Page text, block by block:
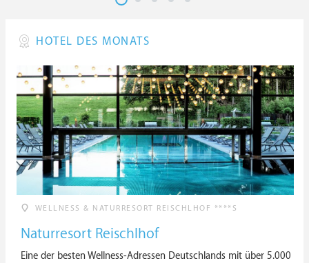
HOTEL DES MONATS
WELLNESS & NATURRESORT REISCHLHOF ****S
Naturresort Reischlhof
Eine der besten Wellness-Adressen Deutschlands mit über 5.000